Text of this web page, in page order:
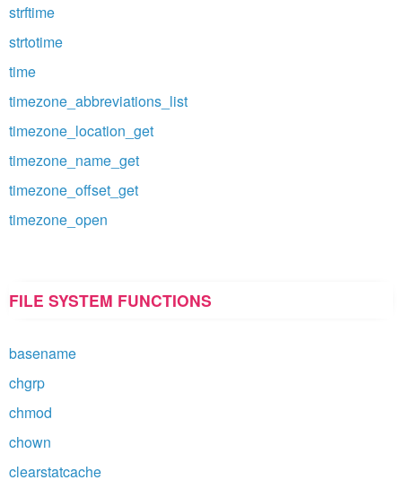
strftime
strtotime
time
timezone_abbreviations_list
timezone_location_get
timezone_name_get
timezone_offset_get
timezone_open
FILE SYSTEM FUNCTIONS
basename
chgrp
chmod
chown
clearstatcache